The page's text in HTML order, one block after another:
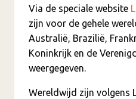
Via de speciale website
zijn voor de gehele
Australië, Brazilië,
Koninkrijk en de
weergegeven.
Wereldwijd zijn volgens